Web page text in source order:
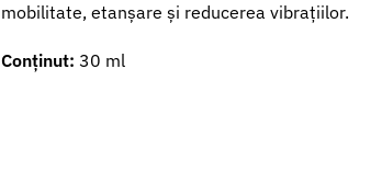
mobilitate, etanșare și reducerea vibrațiilor.
Conținut: 30 ml